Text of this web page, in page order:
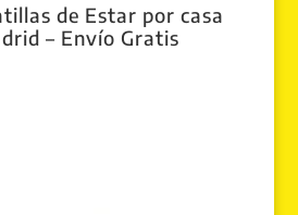
de Estar por casa
– Envío Gratis